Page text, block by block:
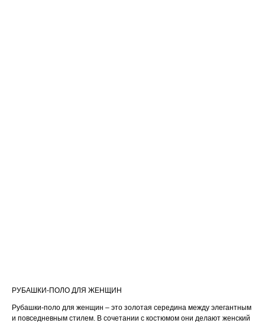
РУБАШКИ-ПОЛО ДЛЯ ЖЕНЩИН
Рубашки-поло для женщин – это золотая середина между элегантным
и повседневным стилем. В сочетании с костюмом они делают женский